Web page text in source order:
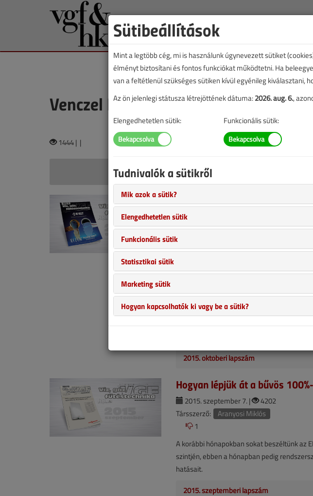
Venczel Márk
1444 | |
Venczel Márk cikkei
Első forgalomba hozatal és/
2015. október 5. |
Társszerző: Endrődy Eszter
irányelvek magyarországi bevezetésével
piacon levő több ezer, augusztus 1.
kapcsolatos rendelet hatálybalépése), illetve
körű hatálybalépése) előtt első alkalommal
2015. októberi lapszám
Hogyan lépjük át a bűvös
2015. szeptember 7. |
4202
Társszerző:
Aranyosi Miklós
1
A korábbi hónapokban sokat beszéltünk az
szintjén, ebben a hónapban pedig
hatásait.
2015. szeptemberi lapszám
Sütibeállítások
Mint a legtöbb cég, mi is használunk úgynevezett sütiket
élményt biztosítani és fontos funkciókat működtetni. Ha
van a feltétlenül szükséges sütiken kívül egyénileg kiválasztani,
Az ön jelenlegi státusza létrejöttének dátuma:2026. aug. 6.,
Elengedhetetlen sütik: Funkcionális sütik:
Tudnivalók a sütikről
Mik azok a sütik?
Elengedhetetlen sütik
Funkcionális sütik
Statisztikai sütik
Marketing sütik
Hogyan kapcsolhatók ki vagy be a sütik?